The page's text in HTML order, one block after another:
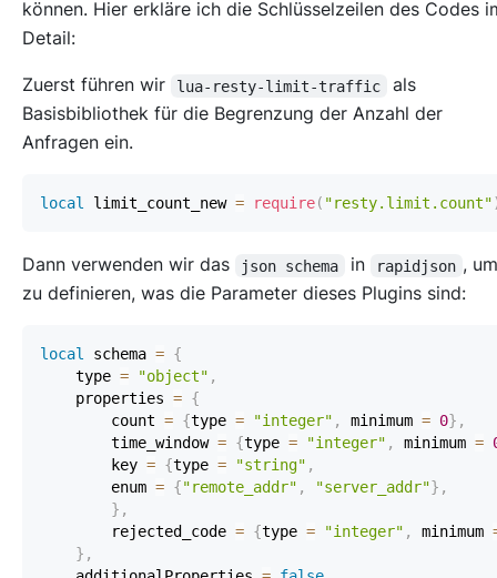
können. Hier erkläre ich die Schlüsselzeilen des Codes
Detail:
Zuerst führen wir lua-resty-limit-traffic
als
Basisbibliothek für die Begrenzung der Anzahl der
Anfragen ein.
local limit_count_new = require( "resty.limit.count"
Dann verwenden wir das json schema in rapidjson ,
zu definieren, was die Parameter dieses Plugins sind:
local schema = {
    type
= "object" ,
    properties
= {
        count
= {type = "integer" , minimum = 0} ,
        time_window
= {type = "integer" , minimum =
        key
= {type = "string" ,
        enum
= {"remote_addr" , "server_addr"} ,
} ,
        rejected_code
= {type = "integer" , minimum
} ,